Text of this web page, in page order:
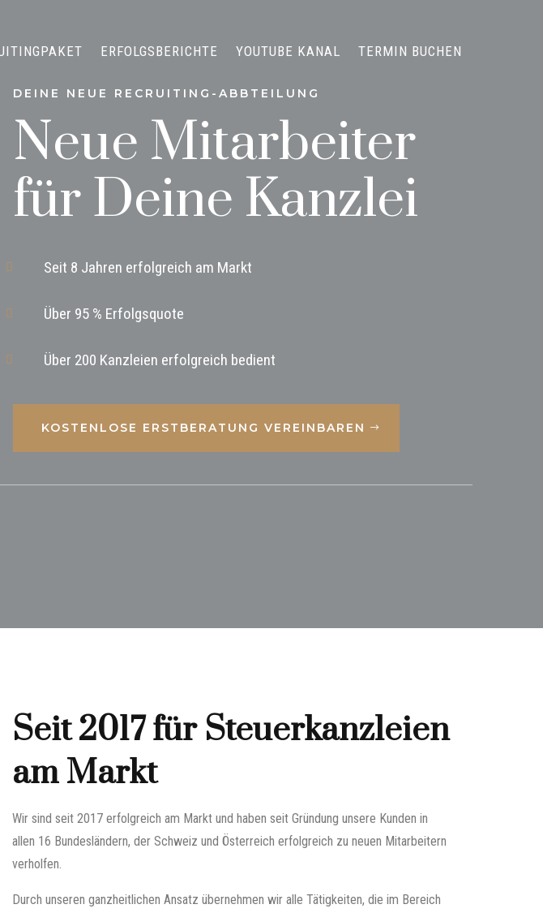
ERFOLGSBERICHTE YOUTUBE KANAL TERMIN BUCHEN
DEINE NEUE RECRUITING-ABBTEILUNG
Neue Mitarbeiter
für Deine Kanzlei
 Seit 8 Jahren erfolgreich am Markt
 Über 95 % Erfolgsquote
 Über 200 Kanzleien erfolgreich bedient
KOSTENLOSE ERSTBERATUNG VEREINBAREN
Seit 2017 für Steuerkanzleien
am Markt
Wir sind seit 2017 erfolgreich am Markt und haben seit Gründung unsere Kunden in
allen 16 Bundesländern, der Schweiz und Österreich erfolgreich zu neuen Mitarbeitern
verholfen.
Durch unseren ganzheitlichen Ansatz übernehmen wir alle Tätigkeiten, die im Bereich